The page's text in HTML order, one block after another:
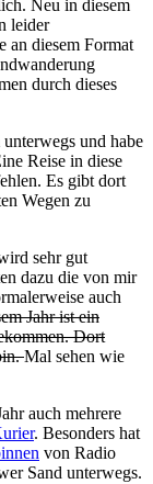
Neu in diesem
leider
an diesem Format
durch dieses
und habe
Reise in diese
Es gibt dort
Wegen zu
sehr gut
dazu die von mir
auch
Jahr ist ein
Dort
Mal sehen wie
auch mehrere
. Besonders hat
von Radio
Sand unterwegs.